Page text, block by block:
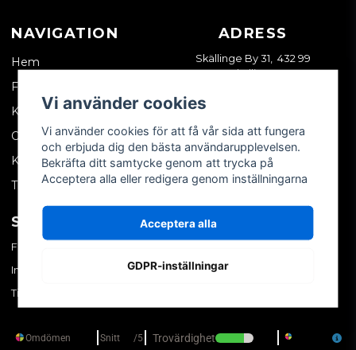
NAVIGATION
Hem
Företagskund
Kontakta oss
Om oss
Köpvillkor
Tips & trix
ADRESS
Skällinge By 31, 432 99
Skällinge
SOCIALA MEDIER
Facebook
Instagram
TikTok
MITT KONTO
Skapa konto
Vi använder cookies
Vi använder cookies för att få vår sida att fungera
och erbjuda dig den bästa användarupplevelsen.
Bekräfta ditt samtycke genom att trycka på
Acceptera alla eller redigera genom inställningarna
Acceptera alla
GDPR-inställningar